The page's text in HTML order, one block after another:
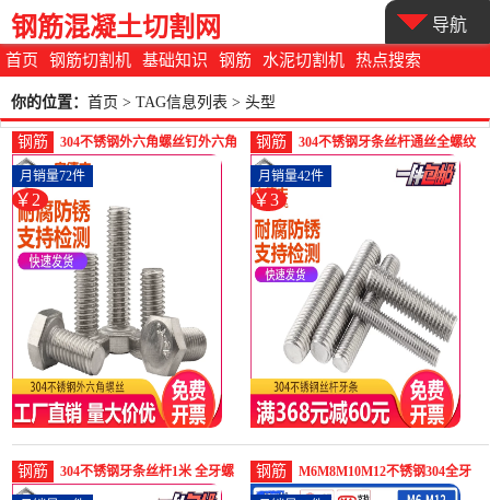
首页 钢筋切割机 基础知识 钢筋 水泥切割机 热点搜索
钢筋混凝土切割网 导航
你的位置： 首页 > TAG信息列表 > 头型
钢筋
304不锈钢外六角螺丝钉外六角
全螺纹加长六角头螺栓-螺纹钢
(宝德丰旗舰店仅售2.1元)
￥2
月销量72件
钢筋
304不锈钢牙条丝杆通丝全螺纹
螺杆短全牙螺柱螺栓M-螺纹钢
(宝德丰旗舰店仅售2.55元)
￥3
月销量42件
钢筋
304不锈钢牙条丝杆1米 全牙螺
纹通丝螺杆吊顶螺丝-螺纹钢(宝
钢筋
M6M8M10M12不锈钢304全牙
外六角自攻螺丝-螺纹钢(添瑞旗